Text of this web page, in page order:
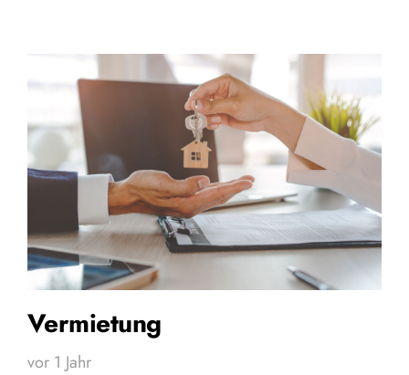
Vermietung
vor 1 Jahr